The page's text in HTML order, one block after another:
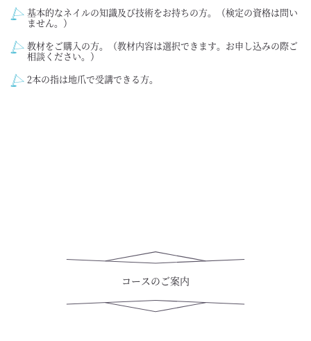
基本的なネイルの知識及び技術をお持ちの方。（検定の資格は問い
ません。）
教材をご購入の方。（教材内容は選択できます。お申し込みの際ご
相談ください。）
2本の指は地爪で受講できる方。
コースのご案内